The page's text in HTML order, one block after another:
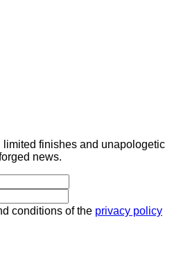
limited finishes and unapologetic
news.
conditions of the privacy policy